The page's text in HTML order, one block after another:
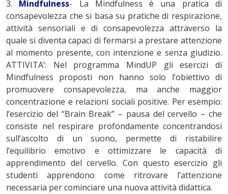
3. Mindfulness- La Mindfulness è una pratica di
consapevolezza che si basa su pratiche di respirazione,
attività sensoriali e di consapevolezza attraverso la
quale si diventa capaci di fermarsi a prestare attenzione
al momento presente, con intenzione e senza giudizio.
ATTIVITA’: Nel programma MindUP gli esercizi di
Mindfulness proposti non hanno solo l’obiettivo di
promuovere consapevolezza, ma anche maggior
concentrazione e relazioni sociali positive. Per esempio:
l’esercizio del “Brain Break” – pausa del cervello – che
consiste nel respirare profondamente concentrandosi
sull’ascolto di un suono, permette di ristabilire
l’equilibrio emotivo e ottimizzare le capacità di
apprendimento del cervello. Con questo esercizio gli
studenti apprendono come ritrovare l’attenzione
necessaria per cominciare una nuova attività didattica.